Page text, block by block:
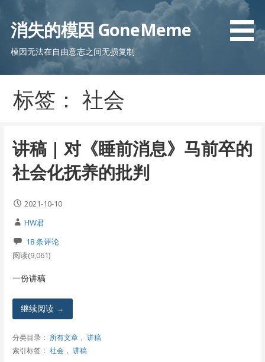
消失的模因 GoneMeme
模因无法在自由意志之间无损复制
标签： 社会
讲稿 | 对《睡前消息》马前卒的
社会化抚养的批判
2021-10-10
HW君
18 条评论
阅读(9,061)
一份讲稿
继续阅读 →
分类目录： 所有文章， 讲稿
索引标签： 社会， 讲稿